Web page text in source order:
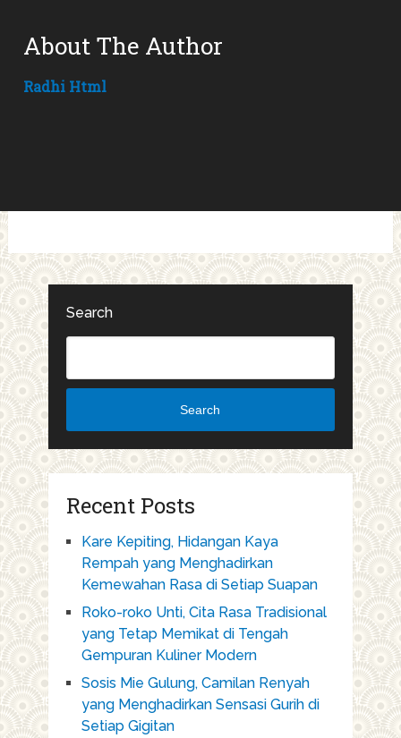
About The Author
Radhi Html
Search
Search
Recent Posts
Kare Kepiting, Hidangan Kaya
Rempah yang Menghadirkan
Kemewahan Rasa di Setiap Suapan
Roko-roko Unti, Cita Rasa Tradisional
yang Tetap Memikat di Tengah
Gempuran Kuliner Modern
Sosis Mie Gulung, Camilan Renyah
yang Menghadirkan Sensasi Gurih di
Setiap Gigitan